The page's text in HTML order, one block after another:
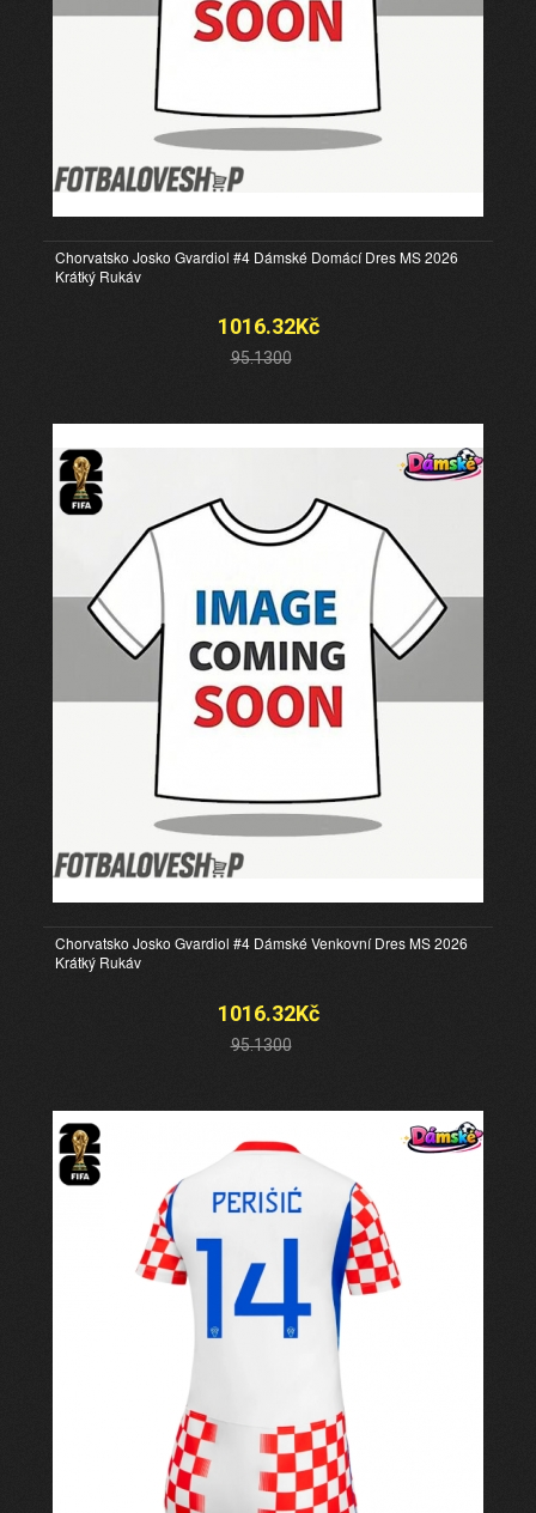
Chorvatsko Josko Gvardiol #4 Dámské Domácí Dres MS 2026
Krátký Rukáv
1016.32Kč
95.1300
Chorvatsko Josko Gvardiol #4 Dámské Venkovní Dres MS 2026
Krátký Rukáv
1016.32Kč
95.1300